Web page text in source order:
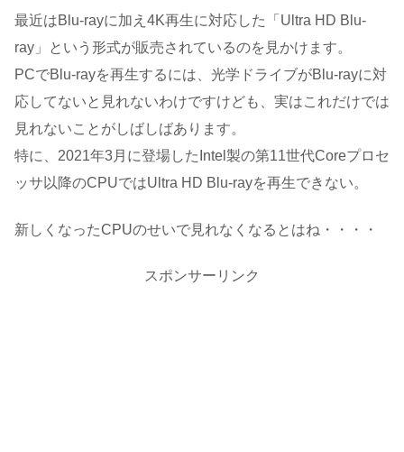
最近はBlu-rayに加え4K再生に対応した「Ultra HD Blu-
ray」という形式が販売されているのを見かけます。
PCでBlu-rayを再生するには、光学ドライブがBlu-rayに対
応してないと見れないわけですけども、実はこれだけでは
見れないことがしばしばあります。
特に、2021年3月に登場したIntel製の第11世代Coreプロセ
ッサ以降のCPUではUltra HD Blu-rayを再生できない。
新しくなったCPUのせいで見れなくなるとはね・・・・
スポンサーリンク